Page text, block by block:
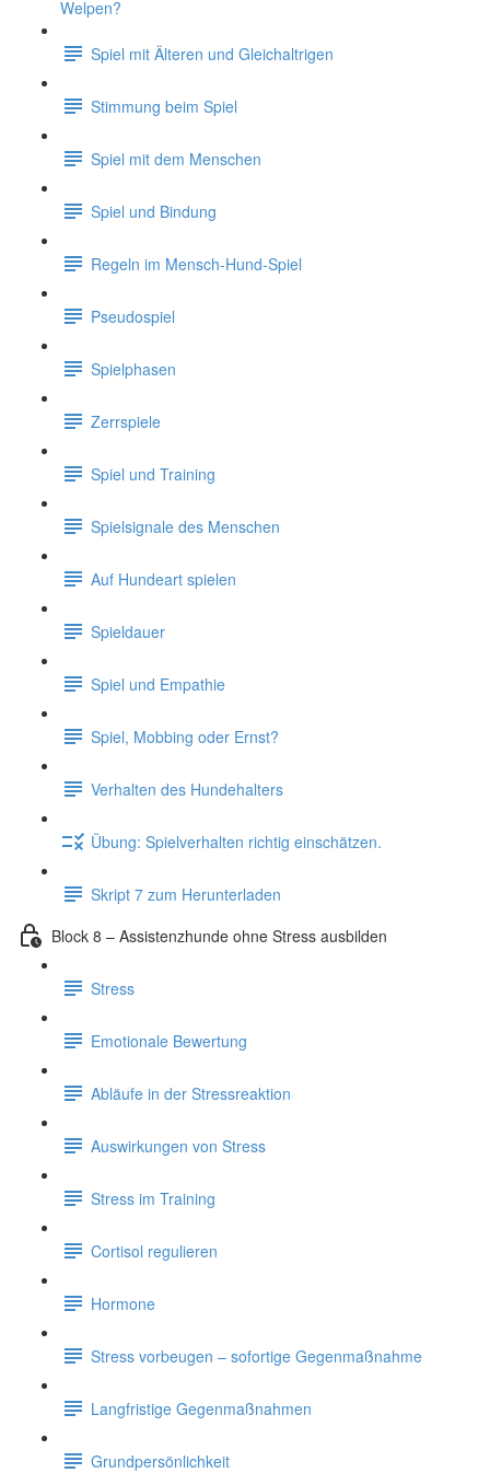
Welpen?
Spiel mit Älteren und Gleichaltrigen
Stimmung beim Spiel
Spiel mit dem Menschen
Spiel und Bindung
Regeln im Mensch-Hund-Spiel
Pseudospiel
Spielphasen
Zerrspiele
Spiel und Training
Spielsignale des Menschen
Auf Hundeart spielen
Spieldauer
Spiel und Empathie
Spiel, Mobbing oder Ernst?
Verhalten des Hundehalters
Übung: Spielverhalten richtig einschätzen.
Skript 7 zum Herunterladen
Block 8 – Assistenzhunde ohne Stress ausbilden
Stress
Emotionale Bewertung
Abläufe in der Stressreaktion
Auswirkungen von Stress
Stress im Training
Cortisol regulieren
Hormone
Stress vorbeugen – sofortige Gegenmaßnahme
Langfristige Gegenmaßnahmen
Grundpersönlichkeit